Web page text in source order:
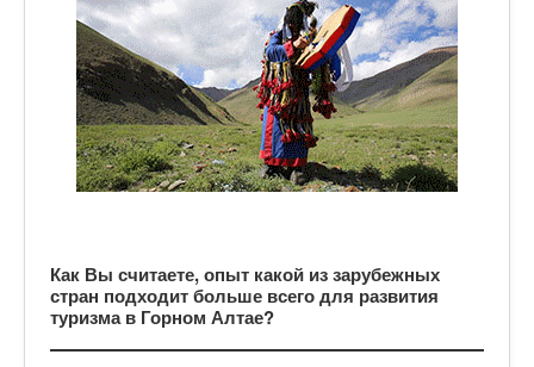
Как Вы считаете, опыт какой из зарубежных
стран подходит больше всего для развития
туризма в Горном Алтае?